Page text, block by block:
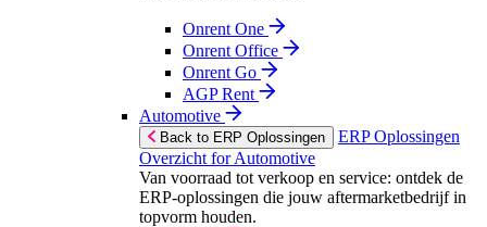
Onrent One
Onrent Office
Onrent Go
AGP Rent
Automotive
Back to ERP Oplossingen
ERP Oplossingen
Overzicht for Automotive
Van voorraad tot verkoop en service: ontdek de
ERP-oplossingen die jouw aftermarketbedrijf in
topvorm houden.